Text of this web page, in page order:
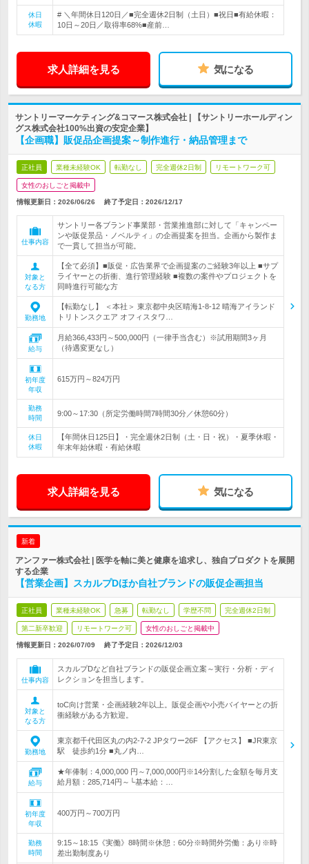
休日
休暇
# ＼年間休日120日／■完全週休2日制（土日）■祝日■有給休暇：
10日～20日／取得率68%■産前…
求人詳細を見る 気になる
サントリーマーケティング&コマース株式会社 | 【サントリーホールディン
グス株式会社100%出資の安定企業】
【企画職】販促品企画提案～制作進行・納品管理まで
正社員 業種未経験OK 転勤なし 完全週休2日制 リモートワーク可
女性のおしごと掲載中
情報更新日：2026/06/26 終了予定日： 2026/12/17
仕事内容
サントリー各ブランド事業部・営業推進部に対して「キャンペー
ンや販促景品・ノベルティ」の企画提案を担当。企画から製作ま
で一貫して担当が可能。
対象と
なる方
【全て必須】■販促・広告業界で企画提案のご経験3年以上 ■サプ
ライヤーとの折衝、進行管理経験 ■複数の案件やプロジェクトを
同時進行可能な方
勤務地
【転勤なし】 ＜本社＞ 東京都中央区晴海1-8-12 晴海アイランド
トリトンスクエア オフィスタワ…
給与
月給366,433円～500,000円（一律手当含む）※試用期間3ヶ月
（待遇変更なし）
初年度
年収
615万円～824万円
勤務
時間
9:00～17:30（所定労働時間7時間30分／休憩60分）
休日
休暇
【年間休日125日】・完全週休2日制（土・日・祝）・夏季休暇・
年末年始休暇・有給休暇
求人詳細を見る 気になる
新着
アンファー株式会社 | 医学を軸に美と健康を追求し、独自プロダクトを展開
する企業
【営業企画】スカルプDほか自社ブランドの販促企画担当
正社員 業種未経験OK 急募 転勤なし 学歴不問 完全週休2日制
第二新卒歓迎 リモートワーク可 女性のおしごと掲載中
情報更新日：2026/07/09 終了予定日： 2026/12/03
仕事内容
スカルプDなど自社ブランドの販促企画立案～実行・分析・ディ
レクションを担当します。
対象と
なる方
toC向け営業・企画経験2年以上。販促企画や小売バイヤーとの折
衝経験がある方歓迎。
勤務地
東京都千代田区丸の内2-7-2 JPタワー26F 【アクセス】 ■JR東京
駅 徒歩約1分 ■丸ノ内…
給与
★年俸制：4,000,000 円～7,000,000円※14分割した金額を毎月支
給月額：285,714円～└基本給：…
初年度
年収
400万円～700万円
勤務
時間
9:15～18:15《実働》8時間※休憩：60分※時間外労働：あり※時
差出勤制度あり